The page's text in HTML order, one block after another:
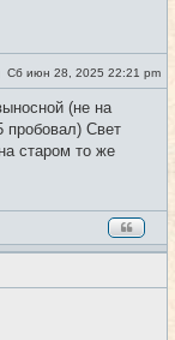
#35
С
о
б
щ
н
Сб июн 28, 2025 22:21 pm
(не на
пробовал) Свет
старом то же